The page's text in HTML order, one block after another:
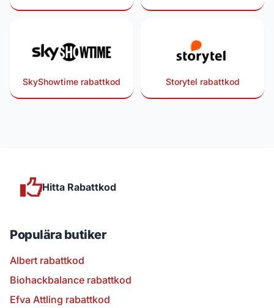
SkyShowtime rabattkod Storytel rabattkod
Hitta Rabattkod
Populära butiker
Albert rabattkod
Biohackbalance rabattkod
Efva Attling rabattkod